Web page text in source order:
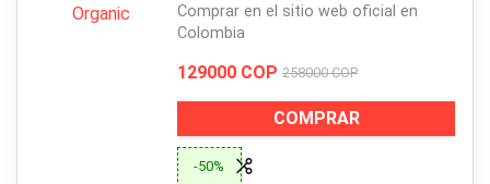
Comprar en el sitio web oficial en
Colombia
129000 COP 258000 COP
COMPRAR
-50%